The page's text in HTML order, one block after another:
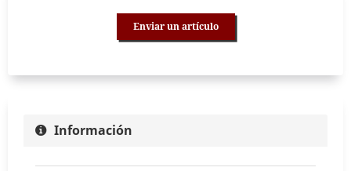
Enviar un artículo
Información